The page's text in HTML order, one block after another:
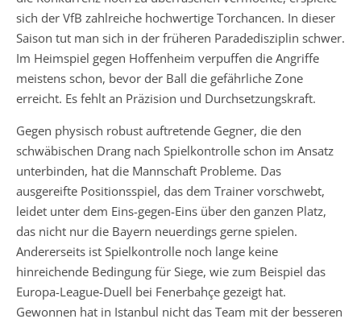
sich der VfB zahlreiche hochwertige Torchancen. In dieser
Saison tut man sich in der früheren Paradedisziplin schwer.
Im Heimspiel gegen Hoffenheim verpuffen die Angriffe
meistens schon, bevor der Ball die gefährliche Zone
erreicht. Es fehlt an Präzision und Durchsetzungskraft.
Gegen physisch robust auftretende Gegner, die den
schwäbischen Drang nach Spielkontrolle schon im Ansatz
unterbinden, hat die Mannschaft Probleme. Das
ausgereifte Positionsspiel, das dem Trainer vorschwebt,
leidet unter dem Eins-gegen-Eins über den ganzen Platz,
das nicht nur die Bayern neuerdings gerne spielen.
Andererseits ist Spielkontrolle noch lange keine
hinreichende Bedingung für Siege, wie zum Beispiel das
Europa-League-Duell bei Fenerbahçe gezeigt hat.
Gewonnen hat in Istanbul nicht das Team mit der besseren